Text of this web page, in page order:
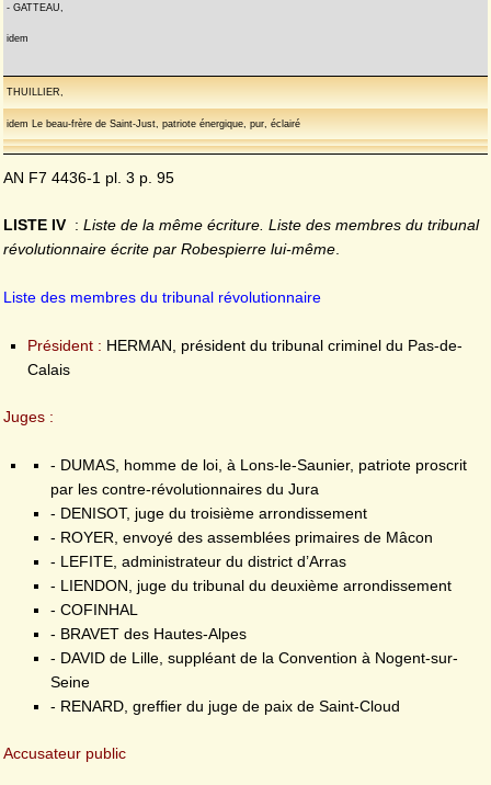
- GATTEAU,
idem
THUILLIER,
idem Le beau-frère de Saint-Just, patriote énergique, pur, éclairé
AN F7 4436-1 pl. 3 p. 95
LISTE IV : Liste de la même écriture. Liste des membres du tribunal
révolutionnaire écrite par Robespierre lui-même.
Liste des membres du tribunal révolutionnaire
Président : HERMAN, président du tribunal criminel du Pas-de-
Calais
Juges :
- DUMAS, homme de loi, à Lons-le-Saunier, patriote proscrit
par les contre-révolutionnaires du Jura
- DENISOT, juge du troisième arrondissement
- ROYER, envoyé des assemblées primaires de Mâcon
- LEFITE, administrateur du district d’Arras
- LIENDON, juge du tribunal du deuxième arrondissement
- COFINHAL
- BRAVET des Hautes-Alpes
- DAVID de Lille, suppléant de la Convention à Nogent-sur-
Seine
- RENARD, greffier du juge de paix de Saint-Cloud
Accusateur public